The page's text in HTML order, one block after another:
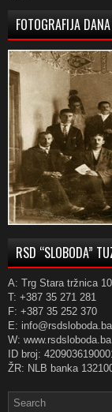
FOTOGRAFIJA DANA
RSD “SLOBODA”
A: Trg Stara tržnica
T: +387 35 271 281
F: +387 35 252 370
E: info@rsdsloboda.ba
W: www.rsdsloboda.ba
ID broj:
ŽR: NLB banka